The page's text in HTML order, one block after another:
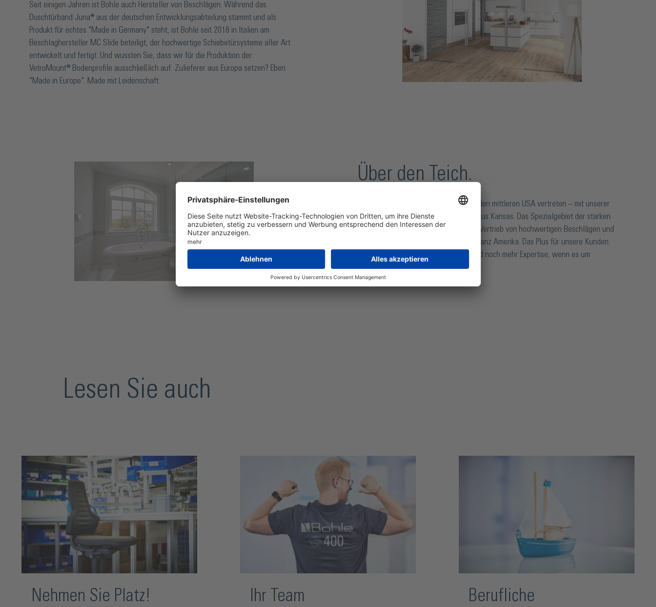
Seit einigen Jahren ist Bohle auch Hersteller von Beschlägen. Während das
Duschtürband Juna® aus der deutschen Entwicklungsabteilung stammt und als
Produkt für echtes "Made in Germany" steht, ist Bohle seit 2018 in Italien am
Beschlaghersteller MC Slide beteiligt, der hochwertige Schiebetürsysteme aller Art
entwickelt und fertigt. Und wussten Sie, dass wir für die Produktion der
VetroMount® Bodenprofile ausschließlich auf Zulieferer aus Europa setzen? Eben
"Made in Europe". Made mit Leidenschaft.
Über den Teich.
Seit Anfang 2018 sind wir nun auch in den mittleren USA vertreten – mit unserer
Tochtergesellschaft Portals Hardware aus Kansas. Das Spezialgebiet der starken
Marke Portals: die Herstellung und der Vertrieb von hochwertigen Beschlägen und
Zubehör im Dusch- und Badbereich in ganz Amerika. Das Plus für unsere Kunden:
ein Mehr an Auswahl und Service – und noch mehr Expertise, wenn es um
Beschläge geht.
Lesen Sie auch
Nehmen Sie Platz! Ihr Team
Berufliche